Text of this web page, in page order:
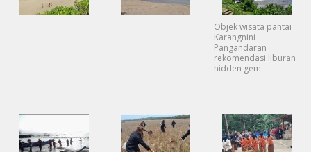
Objek wisata pantai
Karangnini
Pangandaran
rekomendasi liburan
hidden gem.